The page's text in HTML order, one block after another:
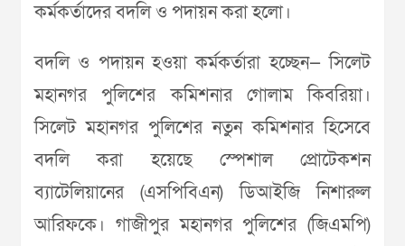
কর্মকর্তাদের বদলি ও পদায়ন করা হলো।
বদলি ও পদায়ন হওয়া কর্মকর্তারা হচ্ছেন— সিলেট
মহানগর পুলিশের কমিশনার গোলাম কিবরিয়া।
সিলেট মহানগর পুলিশের নতুন কমিশনার হিসেবে
বদলি করা হয়েছে স্পেশাল প্রোটেকশন
ব্যাটেলিয়ানের (এসপিবিএন) ডিআইজি নিশারুল
আরিফকে। গাজীপুর মহানগর পুলিশের (জিএমপি)